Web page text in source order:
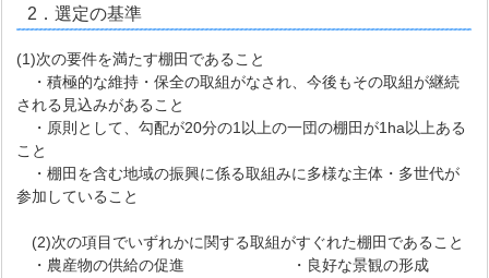
2．選定の基準
(1)次の要件を満たす棚田であること
・積極的な維持・保全の取組がなされ、今後もその取組が継続
される見込みがあること
・原則として、勾配が20分の1以上の一団の棚田が1ha以上ある
こと
・棚田を含む地域の振興に係る取組みに多様な主体・多世代が
参加していること
(2)次の項目でいずれかに関する取組がすぐれた棚田であること
・農産物の供給の促進
・良好な景観の形成